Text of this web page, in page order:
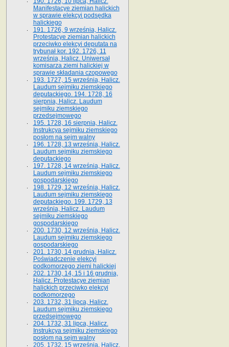
Manifestacye ziemian halickich
w sprawie elekcyi podsędka
halickiego
191. 1726, 9 września, Halicz.
Protestacye ziemian halickich
przeciwko elekcyi deputata na
trybunał kor. 192. 1726, 11
września, Halicz. Uniwersał
komisarza ziemi halickiej w
sprawie składania czopowego
193. 1727, 15 września, Halicz.
Laudum sejmiku ziemskiego
deputackiego. 194. 1728, 16
sierpnia, Halicz. Laudum
sejmiku ziemskiego
przedsejmowego
195. 1728, 16 sierpnia, Halicz.
Instrukcya sejmiku ziemskiego
posłom na sejm walny
196. 1728, 13 września, Halicz.
Laudum sejmiku ziemskiego
deputackiego
197. 1728, 14 września, Halicz.
Laudum sejmiku ziemskiego
gospodarskiego
198. 1729, 12 września, Halicz.
Laudum sejmiku ziemskiego
deputackiego. 199. 1729, 13
września, Halicz. Laudum
sejmiku ziemskiego
gospodarskiego
200. 1730, 12 września, Halicz.
Laudum sejmiku ziemskiego
gospodarskiego
201. 1730, 14 grudnia, Halicz.
Poświadczenie elekcyi
podkomorzego ziemi halickiej
202. 1730, 14, 15 i 16 grudnia,
Halicz. Protestacye ziemian
halickich przeciwko elekcyi
podkomorzego
203. 1732, 31 lipca, Halicz.
Laudum sejmiku ziemskiego
przedsejmowego
204. 1732, 31 lipca, Halicz.
Instrukcya sejmiku ziemskiego
posłom na sejm walny
205. 1732, 15 września, Halicz.